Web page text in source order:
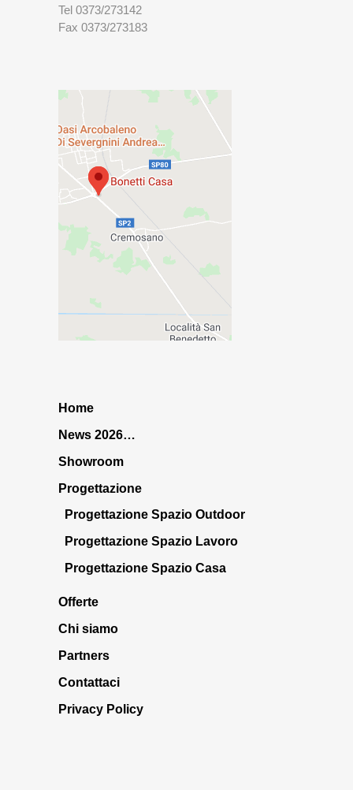
Tel 0373/273142
Fax 0373/273183
Home
News 2026…
Showroom
Progettazione
Progettazione Spazio Outdoor
Progettazione Spazio Lavoro
Progettazione Spazio Casa
Offerte
Chi siamo
Partners
Contattaci
Privacy Policy